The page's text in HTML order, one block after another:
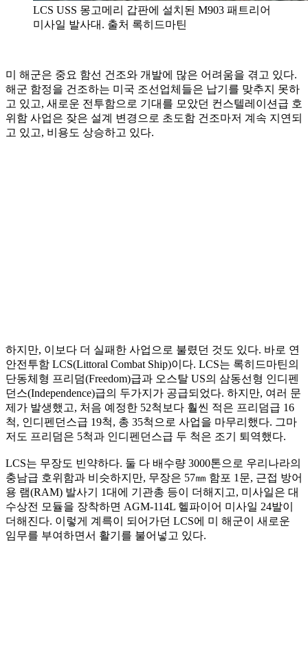
LCS USS 몽고메리 갑판에 설치된 M903 패트리어
미사일 발사대. 출처 록히드마틴
미 해군은 중요 함선 건조와 개발에 많은 어려움을 겪고 있다.
해군 함정을 건조하는 미국 조선업체들은 납기를 맞추지 못하
고 있고, 새로운 전투함으로 기대를 모았던 컨스텔레이션급 호
위함 사업은 잦은 설계 변경으로 초도함 건조마저 계속 지연되
고 있고, 비용도 상승하고 있다.
하지만, 이보다 더 실패한 사업으로 불렸던 것도 있다. 바로 연
안전투함 LCS(Littoral Combat Ship)이다. LCS는 록히드마틴의
단동체형 프리덤(Freedom)급과 오스탈 US의 삼동선형 인디펜
던스(Independence)급의 두가지가 공급되었다. 하지만, 여러 문
제가 발생했고, 처음 예정한 52척보다 훨씬 적은 프리덤급 16
척, 인디펜던스급 19척, 총 35척으로 사업을 마무리했다. 그마
저도 프리덤은 5척과 인디펜던스급 두 척은 조기 퇴역했다.
LCS는 무장도 빈약하다. 둘 다 배수량 3000톤으로 우리나라의
충남급 호위함과 비슷하지만, 무장은 57㎜ 함포 1문, 근접 방어
용 램(RAM) 발사기 1대에 기관총 등이 더해지고, 미사일은 대
수상전 모듈을 장착하면 AGM-114L 헬파이어 미사일 24발이
더해진다. 이렇게 계륵이 되어가던 LCS에 미 해군이 새로운
임무를 부여하면서 활기를 불어넣고 있다.